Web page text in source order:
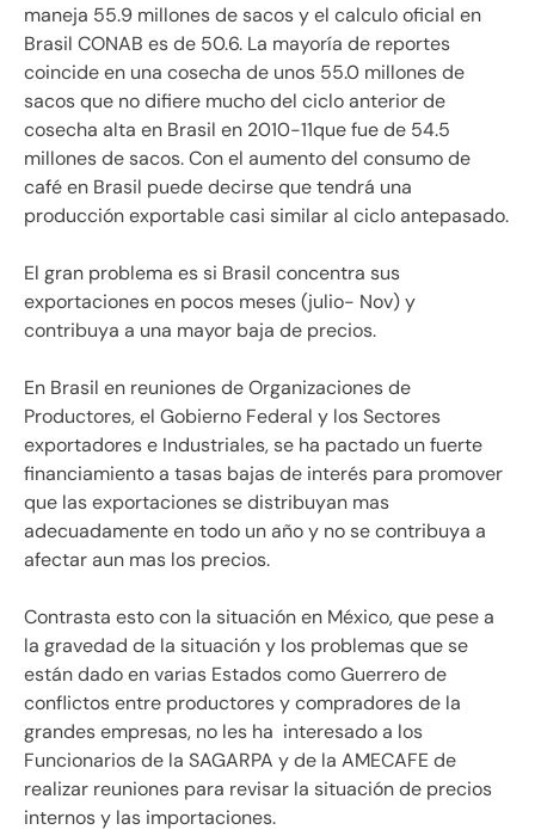
maneja 55.9 millones de sacos y el calculo oficial en
Brasil CONAB es de 50.6. La mayoría de reportes
coincide en una cosecha de unos 55.0 millones de
sacos que no difiere mucho del ciclo anterior de
cosecha alta en Brasil en 2010-11que fue de 54.5
millones de sacos. Con el aumento del consumo de
café en Brasil puede decirse que tendrá una
producción exportable casi similar al ciclo antepasado.
El gran problema es si Brasil concentra sus
exportaciones en pocos meses (julio- Nov) y
contribuya a una mayor baja de precios.
En Brasil en reuniones de Organizaciones de
Productores, el Gobierno Federal y los Sectores
exportadores e Industriales, se ha pactado un fuerte
financiamiento a tasas bajas de interés para promover
que las exportaciones se distribuyan mas
adecuadamente en todo un año y no se contribuya a
afectar aun mas los precios.
Contrasta esto con la situación en México, que pese a
la gravedad de la situación y los problemas que se
están dado en varias Estados como Guerrero de
conflictos entre productores y compradores de la
grandes empresas, no les ha interesado a los
Funcionarios de la SAGARPA y de la AMECAFE de
realizar reuniones para revisar la situación de precios
internos y las importaciones.